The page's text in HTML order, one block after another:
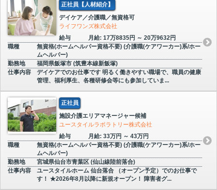
正社員【人材紹介】
デイケア／介護職／無資格可
ライフワンズ株式会社
給与
月給: 17万8835円 ～ 20万9632円
職種
無資格(ホームヘルパー資格不要) (介護職(ケアワーカー)系/ホー
ムヘルパー)
勤務地
福岡県飯塚市 (筑豊本線新飯塚)
仕事内容
デイケアでのお仕事です 明るく働きやすい職場で、職員の健康
管理、福利厚生、各種研修会等にも参加していま...
正社員
施設介護エリアマネージャー候補
ユースタイルラボラトリー株式会社
給与
月給: 33万円 ～ 43万円
職種
無資格(ホームヘルパー資格不要) (介護職(ケアワーカー)系/ホー
ムヘルパー)
勤務地
宮城県仙台市青葉区 (仙山線陸前落合)
仕事内容
ユースタイルホーム 仙台落合 （オープン予定）でのお仕事で
す！ ★2026年8月以降に新規オープン！ 障害者グ...